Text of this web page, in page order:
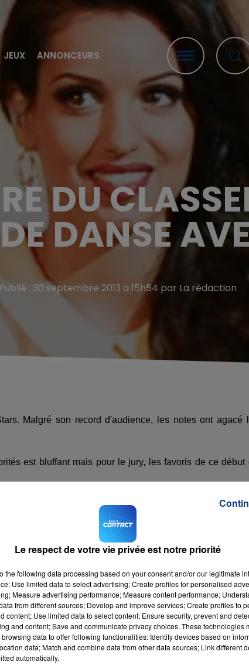
JEUX ANNONCEURS
LA TEAM DU WEEK-END
DU
DANSE
Publié : 30 septembre 2013 à 15h54 par La rédaction
Malgré son record d'audience, les notes ont agacé
est bluffant mais pour le jury, les favoris de ce début
Laurent Ournac, Titoff et Laury Thilleman. Tout comme
Un coup dur pour la chanteuse qui est habituée
pour la chanteuse qui pourra tenter de se rattraper
RADIO CONTACT
Le respect de votre vie privée est notre priorité
the following data processing based on your consent and/or our legitimate
Use limited data to select advertising; Create profiles for personalised
Measure advertising performance; Measure content performance;
from different sources; Develop and improve services; Create profiles to
content; Use limited data to select content; Ensure security, prevent and
and content; Save and communicate privacy choices. These technologies
data to offer following functionalities: Identify devices based on
data; Match and combine data from other data sources; Link different
automatically.